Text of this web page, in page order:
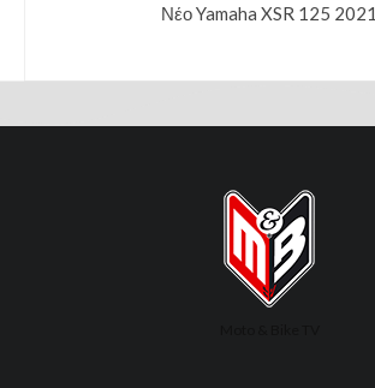
Νέο Yamaha XSR 125 2021